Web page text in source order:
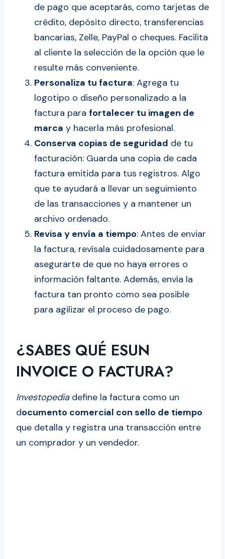
de pago que aceptarás, como tarjetas de
crédito, depósito directo, transferencias
bancarias, Zelle, PayPal o cheques. Facilita
al cliente la selección de la opción que le
resulte más conveniente.
Personaliza tu factura: Agrega tu
logotipo o diseño personalizado a la
factura para fortalecer tu imagen de
marca y hacerla más profesional.
Conserva copias de seguridad de tu
facturación: Guarda una copia de cada
factura emitida para tus registros. Algo
que te ayudará a llevar un seguimiento
de las transacciones y a mantener un
archivo ordenado.
Revisa y envía a tiempo: Antes de enviar
la factura, revísala cuidadosamente para
asegurarte de que no haya errores o
información faltante. Además, envía la
factura tan pronto como sea posible
para agilizar el proceso de pago.
¿SABES QUÉ ESUN
INVOICE O FACTURA?
Investopediadefine la factura como un
documento comercial con sello de tiempo
que detalla y registra una transacción entre
un comprador y un vendedor.